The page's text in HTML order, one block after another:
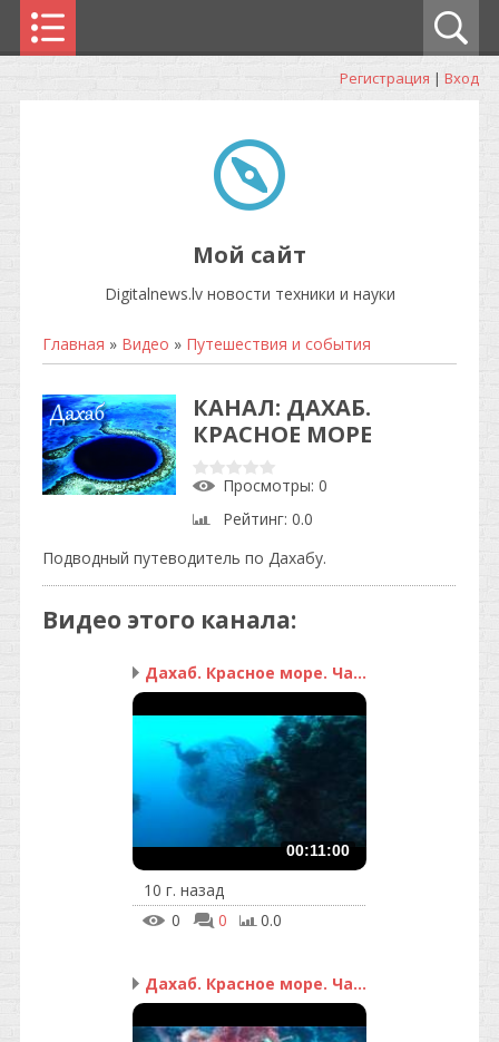
Регистрация | Вход
Мой сайт
Digitalnews.lv новости техники и науки
Главная » Видео » Путешествия и события
КАНАЛ: ДАХАБ.
КРАСНОЕ МОРЕ
Просмотры: 0
Рейтинг: 0.0
Подводный путеводитель по Дахабу.
Видео этого канала:
Дахаб. Красное море. Ча...
00:11:00
10 г. назад
0
0 0.0
Дахаб. Красное море. Ча...